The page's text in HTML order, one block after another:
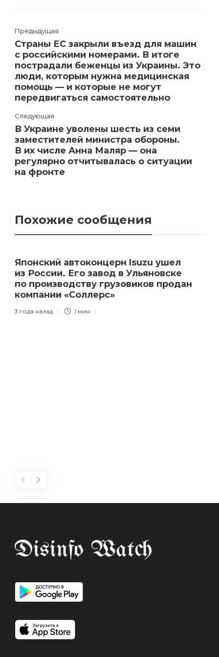
Предыдущая
Страны ЕС закрыли въезд для машин
с российскими номерами. В итоге
пострадали беженцы из Украины. Это
люди, которым нужна медицинская
помощь — и которые не могут
передвигаться самостоятельно
Следующая
В Украине уволены шесть из семи
заместителей министра обороны.
В их числе Анна Маляр — она
регулярно отчитывалась о ситуации
на фронте
Похожие сообщения
Японский автоконцерн Isuzu ушел
из России. Его завод в Ульяновске
по производству грузовиков продан
компании «Соллерс»
3 года назад 1 мин